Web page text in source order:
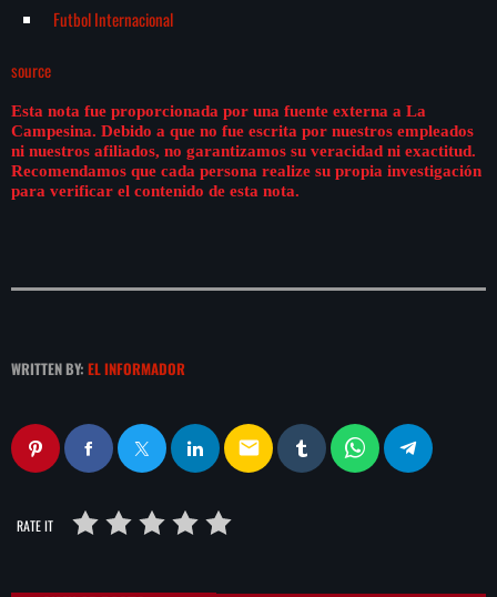
Futbol Internacional
source
Esta nota fue proporcionada por una fuente externa a La
Campesina. Debido a que no fue escrita por nuestros empleados
ni nuestros afiliados, no garantizamos su veracidad ni exactitud.
Recomendamos que cada persona realize su propia investigación
para verificar el contenido de esta nota.
WRITTEN BY: EL INFORMADOR
email
RATE IT